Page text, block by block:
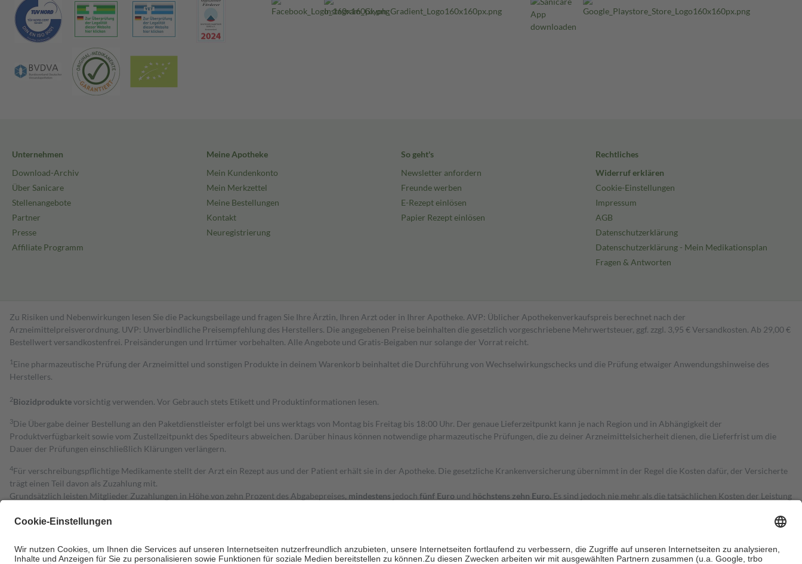
Unternehmen
Download-Archiv
Über Sanicare
Stellenangebote
Partner
Presse
Affiliate Programm
Meine Apotheke
Mein Kundenkonto
Mein Merkzettel
Meine Bestellungen
Kontakt
Neuregistrierung
So geht's
Newsletter anfordern
Freunde werben
E-Rezept einlösen
Papier Rezept einlösen
Rechtliches
Widerruf erklären
Cookie-Einstellungen
Impressum
AGB
Datenschutzerklärung
Datenschutzerklärung - Mein Medikationsplan
Fragen & Antworten
Zu Risiken und Nebenwirkungen lesen Sie die Packungsbeilage und fragen Sie Ihre Ärztin, Ihren Arzt oder in Ihrer Apotheke. AVP: Üblicher Apothekenverkaufspreis berechnet nach der
Arzneimittelpreisverordnung. UVP: Unverbindliche Preisempfehlung des Herstellers. Die angegebenen Preise beinhalten die gesetzlich vorgeschriebene Mehrwertsteuer, ggf. zzgl. 3,95 € Versandkosten. Ab 29,00 €
Bestell­wert versand­kosten­frei. Preisänderungen und Irrtümer vorbehalten. Alle Angebote und Gratis-Beigaben nur solange der Vorrat reicht.
1 Eine pharmazeutische Prüfung der Arzneimittel und sonstigen Produkte in deinem Warenkorb beinhaltet die Durchführung von Wechselwirkungschecks und die Prüfung etwaiger Anwendungshinweise des
Herstellers.
2Biozidproduktevorsichtig verwenden. Vor Gebrauch stets Etikett und Produktinformationen lesen.
3Die Übergabe deiner Bestellung an den Paketdienstleister erfolgt bei uns werktags von Montag bis Freitag bis 18:00 Uhr. Der genaue Lieferzeitpunkt kann je nach Region und in Abhängigkeit der
Produktverfügbarkeit sowie vom Zustellzeitpunkt des Spediteurs abweichen. Darüber hinaus können notwendige pharmazeutische Prüfungen, die zu deiner Arzneimittelsicherheit dienen, die Lieferfrist um die
Dauer der Prüfungen einschließlich Klärungen verlängern.
4Für verschreibungspflichtige Medikamente stellt der Arzt ein Rezept aus und der Patient erhält sie in der Apotheke. Die gesetzliche Krankenversicherung übernimmt in der Regel die Kosten dafür, der Versicherte
trägt einen Teil davon als Zuzahlung mit.
Grundsätzlich leisten Mitglieder Zuzahlungen in Höhe von zehn Prozent des Abgabepreises, mindestens jedoch fünf Euro und höchstens zehn Euro. Es sind jedoch nie mehr als die tatsächlichen Kosten der Leistung
Diese Regeln gelten grundsätzlich auch für Online-Apotheken.
Um das Engagement der Versicherten für ihre eigene Gesundheit zu stärken und die besondere Stellung der Familie zu unterstützen, fallenkeine Zuzahlungen an bei:
• Kindern und Jugendlichen bis zum vollendeten 18. Lebensjahr mit Ausnahme der Fahrkosten